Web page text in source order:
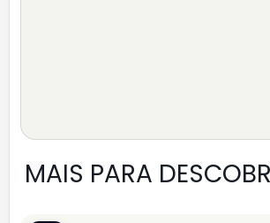
MAIS PARA